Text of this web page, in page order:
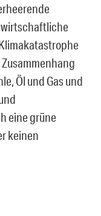
wirtschaftliche
Öl und Gas und
eine grüne
keinen